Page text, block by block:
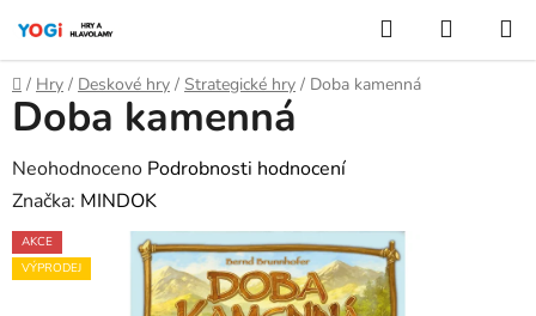
obsah
Hledat
KOŠÍK
Domů
/ Hry / Deskové hry / Strategické hry / Doba kamenná
Doba kamenná
Průměrné
hodnocení
produktu
je
Neohodnoceno Podrobnosti hodnocení
Značka: MINDOK
AKCE
VÝPRODEJ